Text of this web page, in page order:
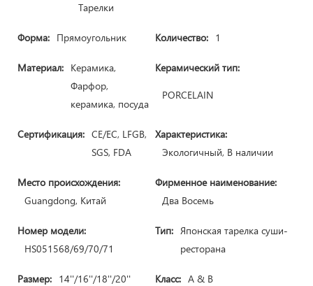
Тарелки
Форма: Прямоугольник Количество: 1
Материал: Керамика,
Фарфор,
керамика, посуда
Керамический тип:
PORCELAIN
Сертификация: CE/ЕС, LFGB,
SGS, FDA
Характеристика:
Экологичный, В наличии
Место происхождения:
Guangdong, Китай
Фирменное наименование:
Два Восемь
Номер модели:
HS051568/69/70/71
Тип: Японская тарелка суши-
ресторана
Размер: 14''/16''/18''/20'' Класс: A & B